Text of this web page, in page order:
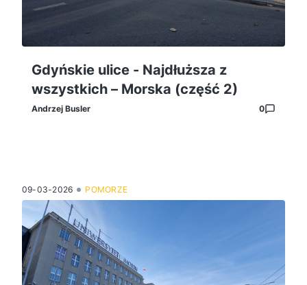
Gdyńskie ulice - Najdłuższa z
wszystkich – Morska (część 2)
Andrzej Busler 0
09-03-2026 POMORZE